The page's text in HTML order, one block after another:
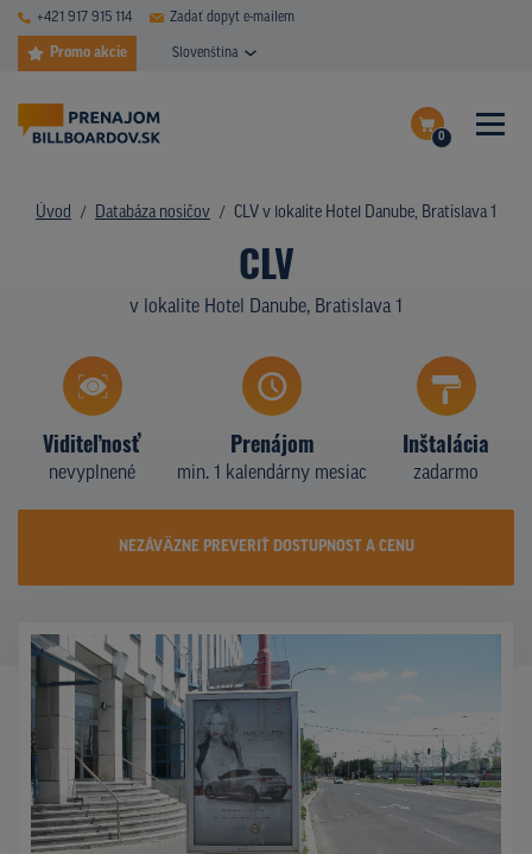
+421 917 915 114 Zadať dopyt e-mailem
Promo akcie Slovenština
0
Dokončiť dopyt
Zobraziť nosiče na mape
DATABÁZA NOSIČOV
PLOCHY V AKCII
TYPY NOSIČOV
Z PRAXE
Úvod Databáza nosičov CLV v lokalite Hotel Danube, Bratislava 1
CLV
v lokalite Hotel Danube, Bratislava 1
Viditeľnosť
nevyplnené
Prenájom
min. 1 kalendárny mesiac
Inštalácia
zadarmo
NEZÁVÄZNE PREVERIŤ DOSTUPNOST A CENU